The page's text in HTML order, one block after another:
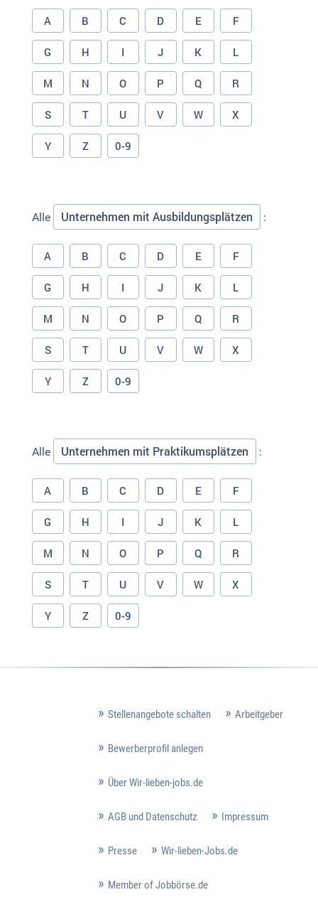
A B C D E F
G H I J K L
M N O P Q R
S T U V W X
Y Z 0-9
Alle Unternehmen mit Ausbildungsplätzen :
A B C D E F
G H I J K L
M N O P Q R
S T U V W X
Y Z 0-9
Alle Unternehmen mit Praktikumsplätzen :
A B C D E F
G H I J K L
M N O P Q R
S T U V W X
Y Z 0-9
Stellenangebote schalten Arbeitgeber
Bewerberprofil anlegen
Über Wir-lieben-jobs.de
AGB und Datenschutz Impressum
Presse Wir-lieben-Jobs.de
Member of Jobbörse.de